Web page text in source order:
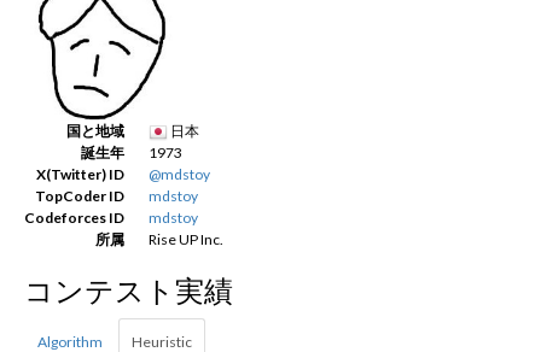
新規登録
国と地域
日本
誕生年
1973
X(Twitter) ID
@mdstoy
TopCoder ID
mdstoy
Codeforces ID
mdstoy
所属
Rise UP Inc.
コンテスト実績
Algorithm Heuristic